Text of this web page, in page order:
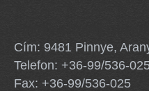
Cím: 9481 Pinnye,
Telefon: +36-99/536-
Fax: +36-99/536-025